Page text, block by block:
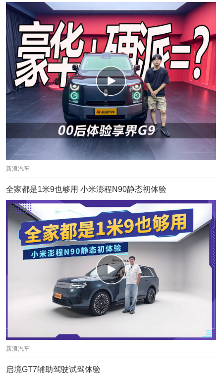
新浪汽车
全家都是1米9也够用 小米澎程N90静态初体验
新浪汽车
启境GT7辅助驾驶试驾体验